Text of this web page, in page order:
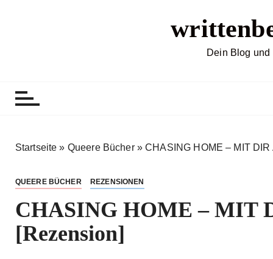
Dein Blog und
Startseite » Queere Bücher»CHASING HOME – MIT
QUEERE BÜCHER REZENSIONEN
CHASING HOME – MIT
[Rezension]